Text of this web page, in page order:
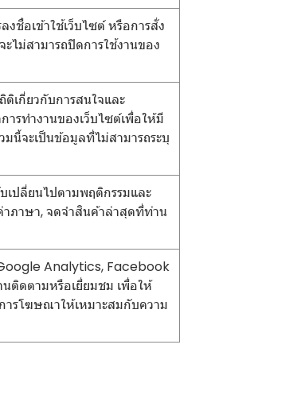
งชื่อเข้าใช้เว็บไซต์ หรือการสั่ง
ไม่สามารถปิดการใช้งานของ
ติเกี่ยวกับการสนใจและ
รทำงานของเว็บไซต์เพื่อให้มี
นี้จะเป็นข้อมูลที่ไม่สามารถระบุ
เปลี่ยนไปตามพฤติกรรมและ
าภาษา, จดจำสินค้าล่าสุดที่ท่าน
Analytics, Facebook
นติดตามหรือเยี่ยมชม เพื่อให้
ารโฆษณาให้เหมาะสมกับความ